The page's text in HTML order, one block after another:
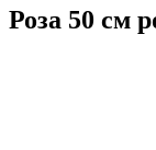
Роза 50 см